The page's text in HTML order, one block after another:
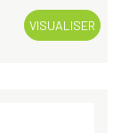
VISUALISER